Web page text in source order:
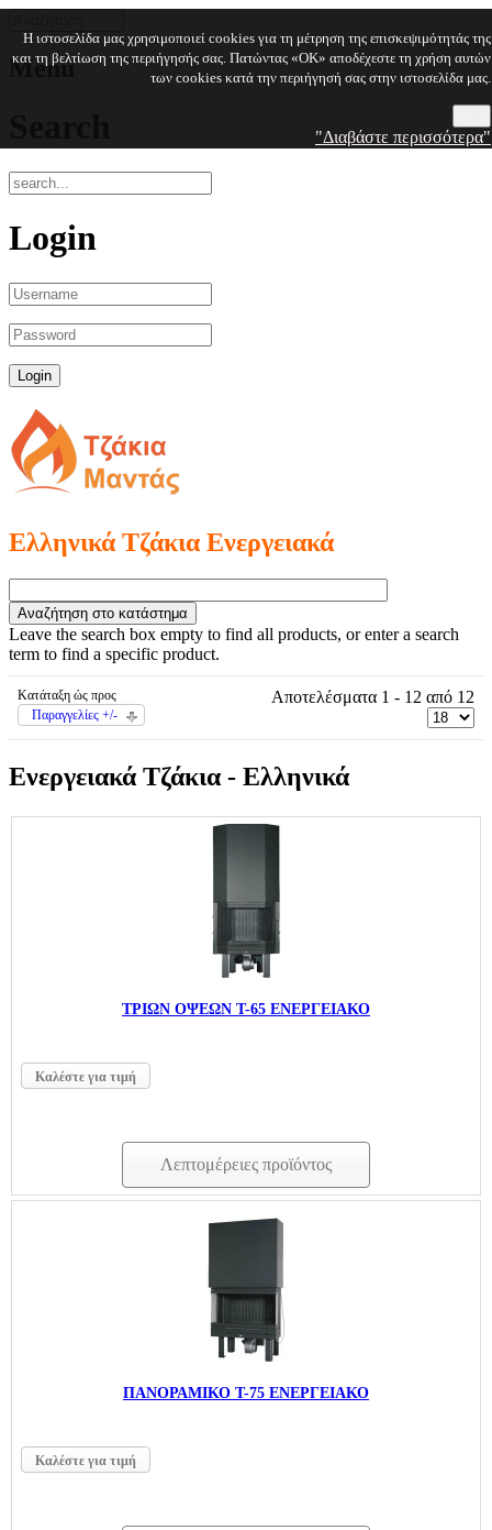
Η ιστοσελίδα μας χρησιμοποιεί cookies για τη μέτρηση της επισκεψιμότητάς της
και τη βελτίωση της περιήγησής σας. Πατώντας «OK» αποδέχεστε τη χρήση αυτών
των cookies κατά την περιήγησή σας στην ιστοσελίδα μας.
"Διαβάστε περισσότερα"
Menu
Login
Ελληνικά Τζάκια Ενεργειακά
Leave the search box empty to find all products, or enter a search
term to find a specific product.
Κατάταξη ώς προς
Παραγγελίες +/-
Αποτελέσματα 1 - 12 από 12
Ενεργειακά Τζάκια - Ελληνικά
ΤΡΙΩΝ ΟΨΕΩΝ Τ-65 ΕΝΕΡΓΕΙΑΚΟ
Καλέστε για τιμή
Λεπτομέρειες προϊόντος
ΠΑΝΟΡΑΜΙΚΟ T-75 ΕΝΕΡΓΕΙΑΚΟ
Καλέστε για τιμή